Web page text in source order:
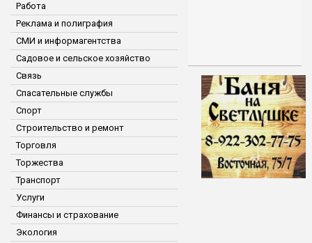
Работа
Реклама и полиграфия
СМИ и информагентства
Садовое и сельское хозяйство
Связь
Спасательные службы
Спорт
Строительство и ремонт
Торговля
Торжества
Транспорт
Услуги
Финансы и страхование
Экология